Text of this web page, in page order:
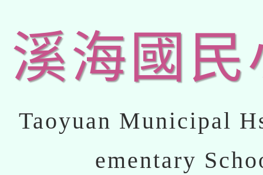
溪海國民
Taoyuan Municipal
ementary